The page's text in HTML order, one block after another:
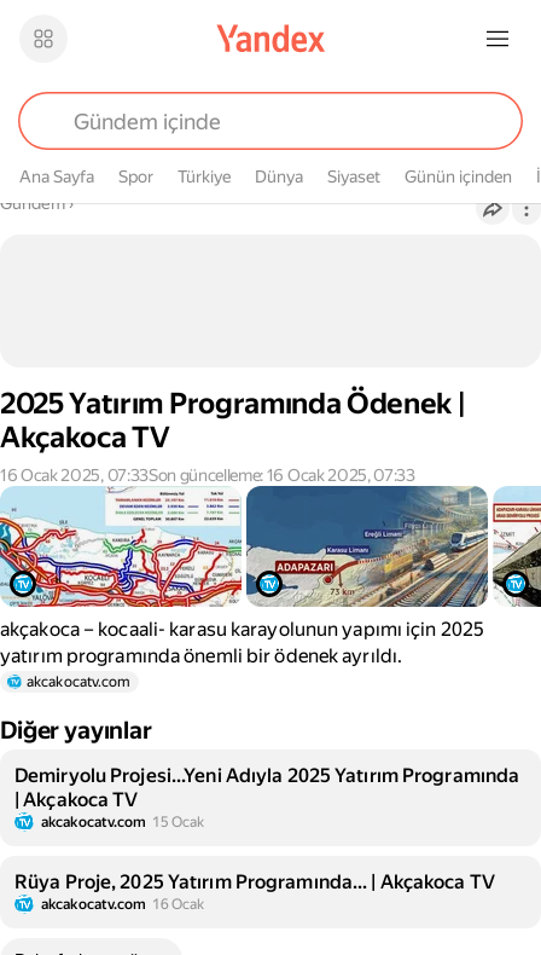
Ana Sayfa Spor Türkiye Dünya Siyaset Günün içinden
Buradasın
Gündem›
2025 Yatırım Programında Ödenek |
Akçakoca TV
16 Ocak 2025, 07:33Son güncelleme: 16 Ocak 2025, 07:33
akçakoca – kocaali- karasu karayolunun yapımı için 2025
yatırım programında önemli bir ödenek ayrıldı.
akcakocatv.com
Diğer yayınlar
Demiryolu Projesi...Yeni Adıyla 2025 Yatırım Programında
| Akçakoca TV
akcakocatv.com 15 Ocak
Rüya Proje, 2025 Yatırım Programında... | Akçakoca TV
akcakocatv.com 16 Ocak